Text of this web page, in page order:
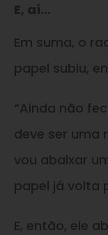
E, aí…
Em suma, o
papel subiu,
“Ainda não
deve ser uma
vou abaixar
papel já volta
E, então, ele